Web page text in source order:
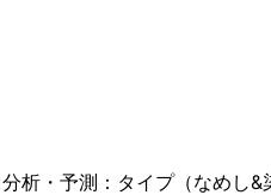
析・予測：タイプ（なめし